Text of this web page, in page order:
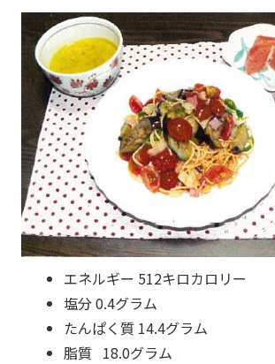
エネルギー 512キロカロリー
塩分 0.4グラム
たんぱく質 14.4グラム
脂質 18.0グラム